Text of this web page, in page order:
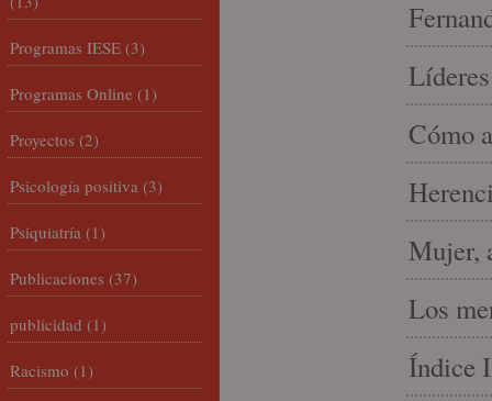
Cómo
Mujer,
Los
Índice
Programas IESE (3)
Programas Online (1)
Proyectos (2)
Psicología positiva (3)
Psiquiatría (1)
Publicaciones (37)
publicidad (1)
Racismo (1)